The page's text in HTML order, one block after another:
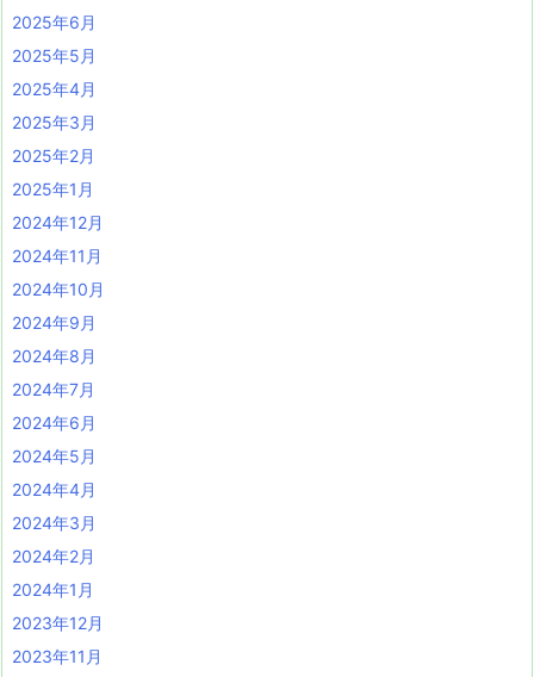
2025年6月
2025年5月
2025年4月
2025年3月
2025年2月
2025年1月
2024年12月
2024年11月
2024年10月
2024年9月
2024年8月
2024年7月
2024年6月
2024年5月
2024年4月
2024年3月
2024年2月
2024年1月
2023年12月
2023年11月